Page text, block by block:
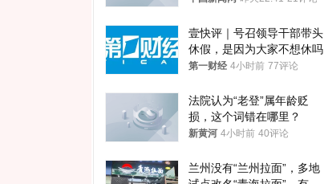
壹快评｜号召领导干部带头
休假，是因为大家不想休吗
第一财经 4小时前 77评论
法院认为“老登”属年龄贬
损，这个词错在哪里？
新黄河 4小时前 40评论
兰州没有“兰州拉面”，多地